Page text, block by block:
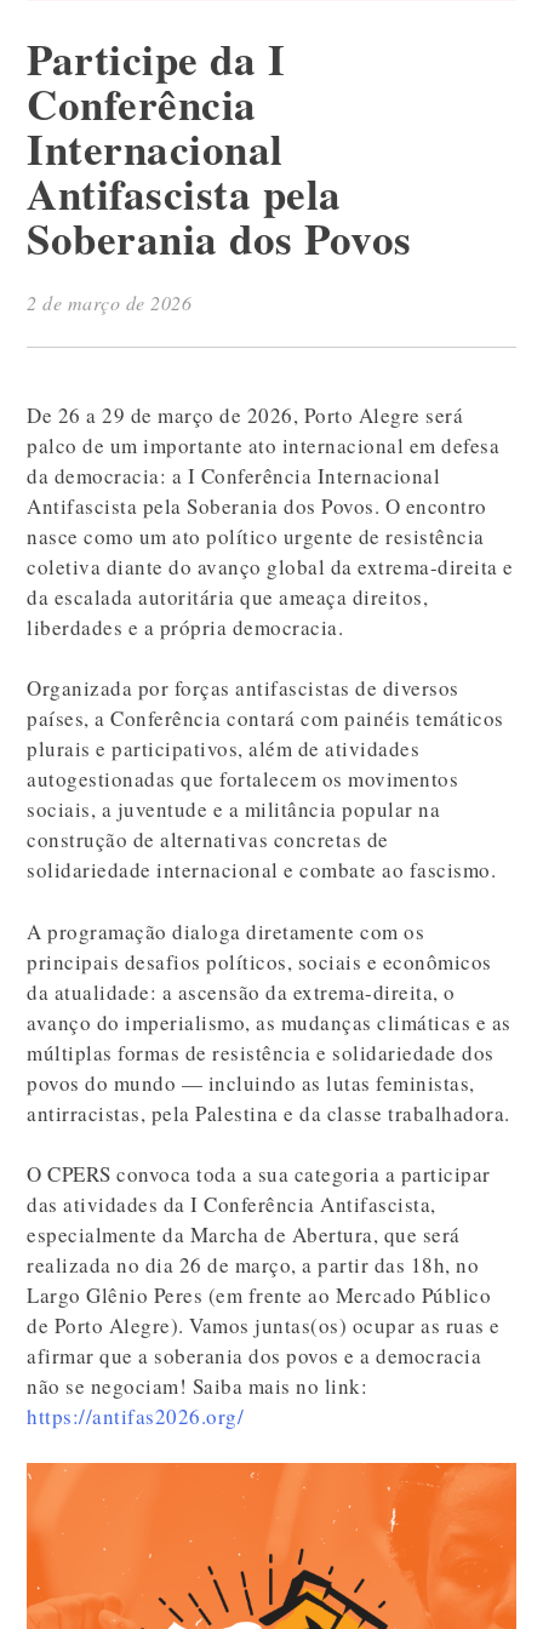
Participe da I
Conferência
Internacional
Antifascista pela
Soberania dos Povos
2 de março de 2026
De 26 a 29 de março de 2026, Porto Alegre será
palco de um importante ato internacional em defesa
da democracia: a I Conferência Internacional
Antifascista pela Soberania dos Povos. O encontro
nasce como um ato político urgente de resistência
coletiva diante do avanço global da extrema-direita e
da escalada autoritária que ameaça direitos,
liberdades e a própria democracia.
Organizada por forças antifascistas de diversos
países, a Conferência contará com painéis temáticos
plurais e participativos, além de atividades
autogestionadas que fortalecem os movimentos
sociais, a juventude e a militância popular na
construção de alternativas concretas de
solidariedade internacional e combate ao fascismo.
A programação dialoga diretamente com os
principais desafios políticos, sociais e econômicos
da atualidade: a ascensão da extrema-direita, o
avanço do imperialismo, as mudanças climáticas e as
múltiplas formas de resistência e solidariedade dos
povos do mundo — incluindo as lutas feministas,
antirracistas, pela Palestina e da classe trabalhadora.
O CPERS convoca toda a sua categoria a participar
das atividades da I Conferência Antifascista,
especialmente da Marcha de Abertura, que será
realizada no dia 26 de março, a partir das 18h, no
Largo Glênio Peres (em frente ao Mercado Público
de Porto Alegre). Vamos juntas(os) ocupar as ruas e
afirmar que a soberania dos povos e a democracia
não se negociam! Saiba mais no link:
https://antifas2026.org/